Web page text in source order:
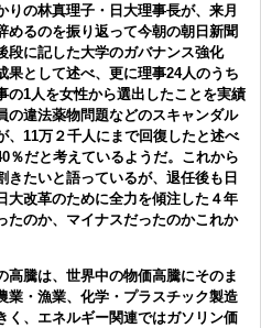
の林真理子・日大理事長が、来月
めるのを振り返って今朝の朝日新聞
段に記した大学のガバナンス強化
果として述べ、更に理事24人のうち
の1人を女性から選出したことを実績
の違法薬物問題などのスキャンダル
、11万２千人にまで回復したと述べ
％だと考えているようだ。これから
たいと語っているが、退任後も日
大改革のために全力を傾注した４年
たのか、マイナスだったのかこれか
騰は、世界中の物価高騰にそのま
業・漁業、化学・プラスチック製造
く、エネルギー関連ではガソリン価